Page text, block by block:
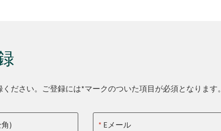
ださい。ご登録には*マークのついた項目が必須となります。
) Eメール